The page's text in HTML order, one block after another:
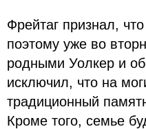
Фрейтаг признал,
поэтому уже во
родными Уолкер и
исключил, что на
традиционный
Кроме того, семье